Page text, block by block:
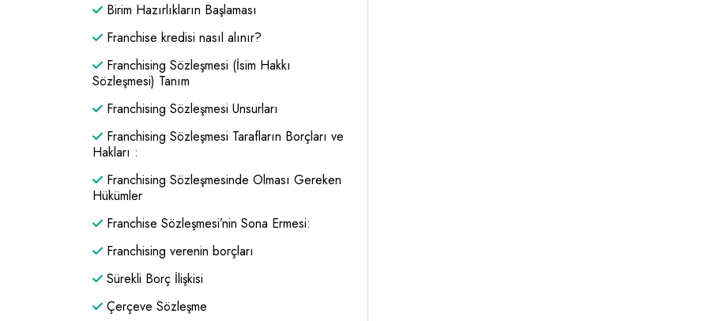
Birim Hazırlıkların Başlaması
Franchise kredisi nasıl alınır?
Franchising Sözleşmesi (İsim Hakkı
Sözleşmesi) Tanım
Franchising Sözleşmesi Unsurları
Franchising Sözleşmesi Tarafların Borçları ve
Hakları :
Franchising Sözleşmesinde Olması Gereken
Hükümler
Franchise Sözleşmesi’nin Sona Ermesi:
Franchising verenin borçları
Sürekli Borç İlişkisi
Çerçeve Sözleşme